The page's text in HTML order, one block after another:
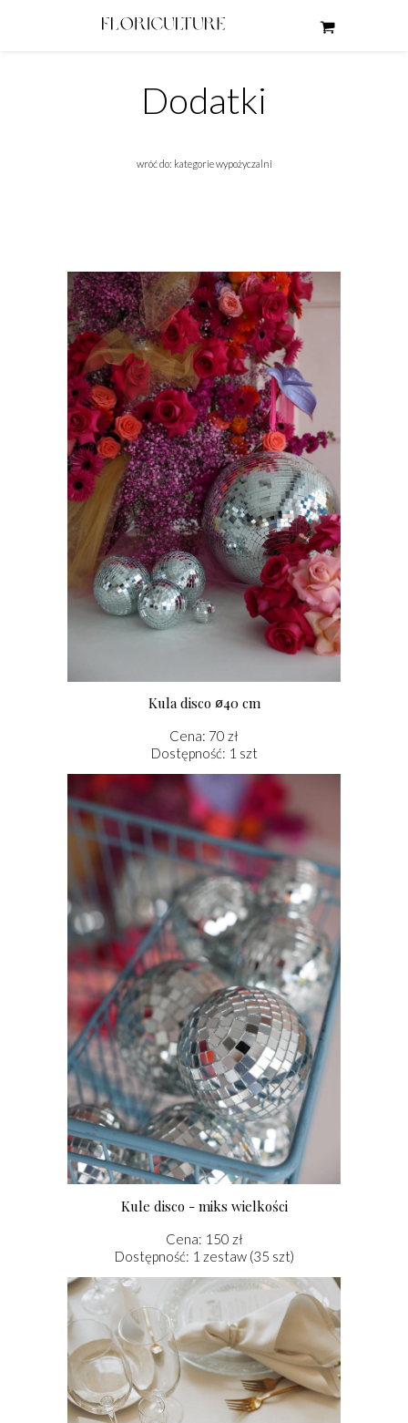
wróć do: kategorie wypożyczalni
Dodatki
Cena: 70 zł
Dostępność: 1 szt
Kule disco - miks wielkości
Cena: 150 zł
Dostępność: 1 zestaw (35 szt)
Kula disco ø40 cm